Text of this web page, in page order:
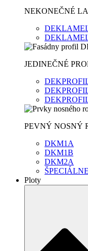
NEKONEČNÉ
JEDINEČNÉ
PEVNÝ NOSNÝ
DKM1A
DKM1B
DKM2A
Ploty